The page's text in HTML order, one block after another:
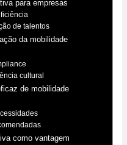
para empresas
de talentos
da mobilidade
cultural
de mobilidade
como vantagem